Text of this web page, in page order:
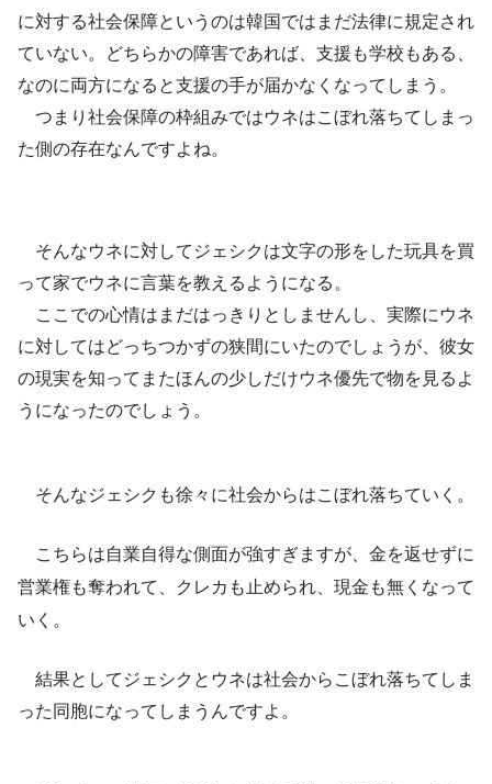
に対する社会保障というのは韓国ではまだ法律に規定され
ていない。どちらかの障害であれば、支援も学校もある、
なのに両方になると支援の手が届かなくなってしまう。
つまり社会保障の枠組みではウネはこぼれ落ちてしまっ
た側の存在なんですよね。
そんなウネに対してジェシクは文字の形をした玩具を買
って家でウネに言葉を教えるようになる。
ここでの心情はまだはっきりとしませんし、実際にウネ
に対してはどっちつかずの狭間にいたのでしょうが、彼女
の現実を知ってまたほんの少しだけウネ優先で物を見るよ
うになったのでしょう。
そんなジェシクも徐々に社会からはこぼれ落ちていく。
こちらは自業自得な側面が強すぎますが、金を返せずに
営業権も奪われて、クレカも止められ、現金も無くなって
いく。
結果としてジェシクとウネは社会からこぼれ落ちてしま
った同胞になってしまうんですよ。